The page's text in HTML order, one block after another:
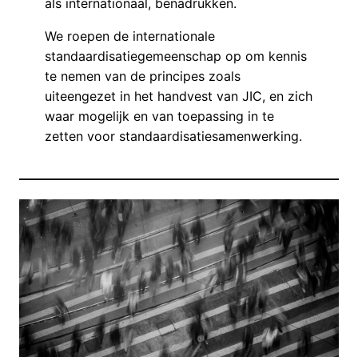
als internationaal, benadrukken.
We roepen de internationale
standaardisatiegemeenschap op om kennis
te nemen van de principes zoals
uiteengezet in het handvest van JIC, en zich
waar mogelijk en van toepassing in te
zetten voor standaardisatiesamenwerking.